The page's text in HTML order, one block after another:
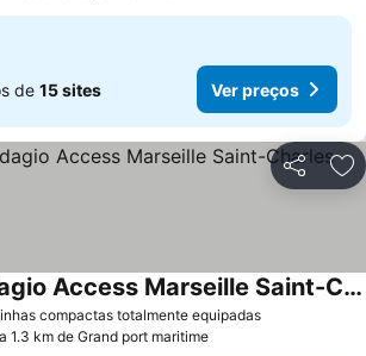
de 15 sites Ver preços
Partilhar
compactas totalmente equipadasVer preços
Aparthotel Adagio Access Marseille Saint-Charles
a 1.3 km de Grand port maritime